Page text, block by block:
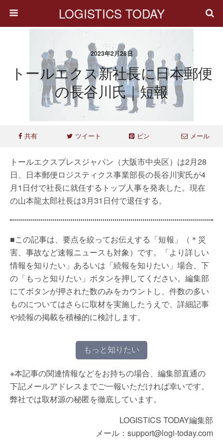
LOGISTICS TODAY
2023年2月28日
トールエクス新社長に日本郵便
の長谷川氏｜短報
共有 ツイート ピン メール
トールエクスプレスジャパン（大阪市中央区）は2月28
日、日本郵便ロジスティクス事業部長の長谷川実氏が4
月1日付で社長に就任するトップ人事を発表した。現在
の山本龍太郎社長は3月31日付で退任する。
■この記事は、要点を絞ってお伝えする「短報」（＊災
害、事故など速報ニュースも対象）です。「より詳しい
情報を知りたい」あるいは「続報を知りたい」場合、下
の「もっと知りたい」ボタンを押してください。編集部
にてボタンが押された数のみをカウントし、件数の多い
ものについてはさらに取材を実施したうえで、詳細記事
や続報の掲載を積極的に検討します。
もっと知りたい
※本記事の関連情報などをお持ちの場合、編集部直通の
下記メールアドレスまでご一報いただければ幸いです。
弊社では取材源の秘匿を徹底しています。
LOGISTICS TODAY編集部
メール：support@logi-today.com